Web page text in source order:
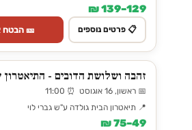
129–139 ₪
📋 פרטים נוספים 🎫
זהבה ושלושת הדובים - התיאטרון
📅 ראשון, 16 אוגוסט ⏰ 11:00
📍 תיאטרון הבית גולדה ע"ש גברי לוי
49–75 ₪